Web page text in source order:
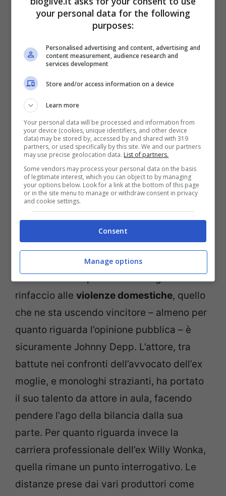
L’attore Johnny Depp (AnsaFoto)
Nel turbinio del processo e nel gioco del
rinfaccio alle violenze domestiche, quello
che ne sta uscendo vincitore – almeno per
quanto riguarda l’opinione pubblica – è
sicuramente Johnny Depp. L’attore, tra
battute nei confronti dell’avvocato dell’ex
moglie, e monologhi strazianti, ha portato
il suo talento da attore in aula, facendo
pendere l’ago della bilancia dalla sua
parte. Per quanto riguarda invece la
carriera professionale dell’ex Willy Wonka,
quella rimane un punto interrogativo. Le
distanze prese dai vari produttori come
your personal data for the following
purposes:
Personalised advertising and content, advertising and
content measurement, audience research and
services development
Store and/or access information on a device
Learn more
Your personal data will be processed and information from
your device (cookies, unique identifiers, and other device
data) may be stored by, accessed by and shared with 319
partners, or used specifically by this site. We and our partners
may use precise geolocation data. List of partners.
Some vendors may process your personal data on the basis
of legitimate interest, which you can object to by managing
your options below. Look for a link at the bottom of this page
or in the site menu to manage or withdraw consent in privacy
and cookie settings.
Consent
Manage options